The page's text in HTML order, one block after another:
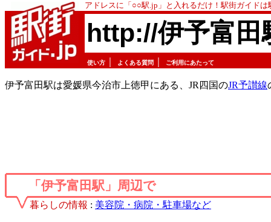
アドレスに「○○駅.jp」と入れるだけ！駅街ガイド
http://伊予富田
使い方 よくある質問 ご利用にあたって
伊予富田駅は愛媛県今治市上徳甲にある、JR四国のJR予讃線
「伊予富田駅」周辺で
暮らしの情報 : 美容院・病院・駐車場など